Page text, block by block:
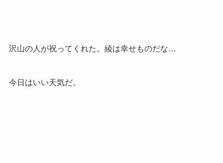
沢山の人が祝ってくれた。綾は幸せものだな…
今日はいい天気だ。